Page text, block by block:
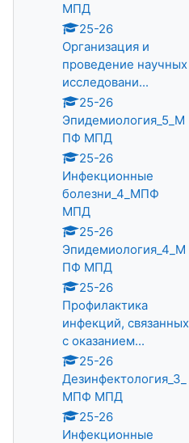
МПД
25-26
Организация и
проведение научных
исследовани...
25-26
Эпидемиология_5_М
ПФ МПД
25-26
Инфекционные
болезни_4_МПФ
МПД
25-26
Эпидемиология_4_М
ПФ МПД
25-26
Профилактика
инфекций, связанных
с оказанием...
25-26
Дезинфектология_3_
МПФ МПД
25-26
Инфекционные